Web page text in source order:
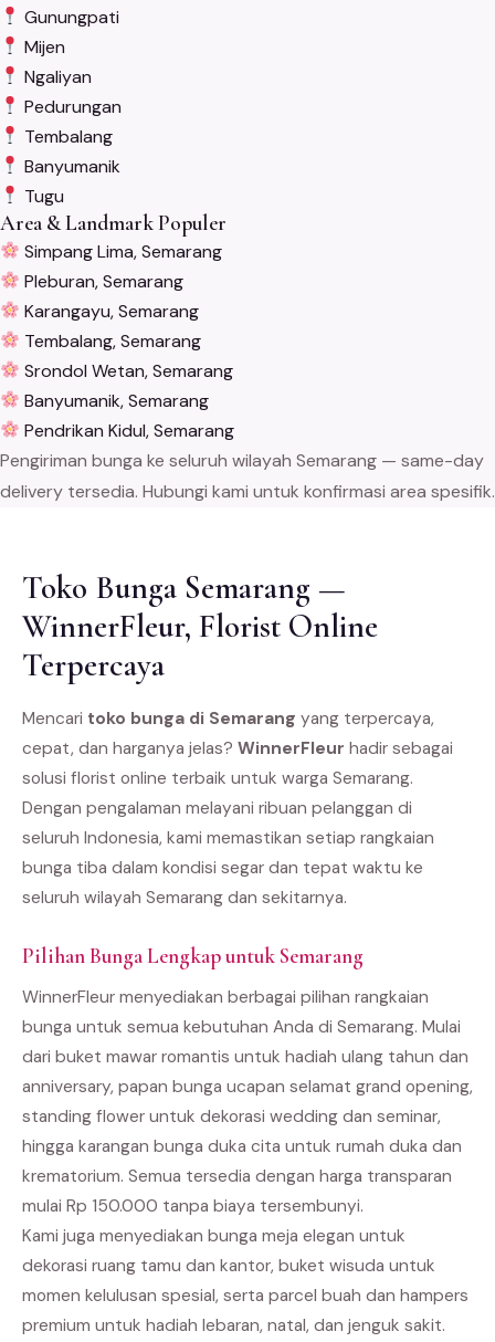
Gunungpati
Mijen
Ngaliyan
Pedurungan
Tembalang
Banyumanik
Tugu
Area & Landmark Populer
Simpang Lima, Semarang
Pleburan, Semarang
Karangayu, Semarang
Tembalang, Semarang
Srondol Wetan, Semarang
Banyumanik, Semarang
Pendrikan Kidul, Semarang
Pengiriman bunga ke seluruh wilayah Semarang — same-day
delivery tersedia. Hubungi kami untuk konfirmasi area spesifik.
Toko Bunga Semarang —
WinnerFleur, Florist Online
Terpercaya
Mencari toko bunga di Semarang yang terpercaya,
cepat, dan harganya jelas? WinnerFleur hadir sebagai
solusi florist online terbaik untuk warga Semarang.
Dengan pengalaman melayani ribuan pelanggan di
seluruh Indonesia, kami memastikan setiap rangkaian
bunga tiba dalam kondisi segar dan tepat waktu ke
seluruh wilayah Semarang dan sekitarnya.
Pilihan Bunga Lengkap untuk Semarang
WinnerFleur menyediakan berbagai pilihan rangkaian
bunga untuk semua kebutuhan Anda di Semarang. Mulai
dari buket mawar romantis untuk hadiah ulang tahun dan
anniversary, papan bunga ucapan selamat grand opening,
standing flower untuk dekorasi wedding dan seminar,
hingga karangan bunga duka cita untuk rumah duka dan
krematorium. Semua tersedia dengan harga transparan
mulai Rp 150.000 tanpa biaya tersembunyi.
Kami juga menyediakan bunga meja elegan untuk
dekorasi ruang tamu dan kantor, buket wisuda untuk
momen kelulusan spesial, serta parcel buah dan hampers
premium untuk hadiah lebaran, natal, dan jenguk sakit.